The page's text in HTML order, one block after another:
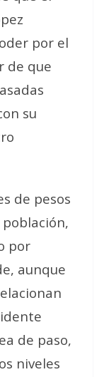
por el
de que
su
de pesos
por
aunque
de paso,
niveles